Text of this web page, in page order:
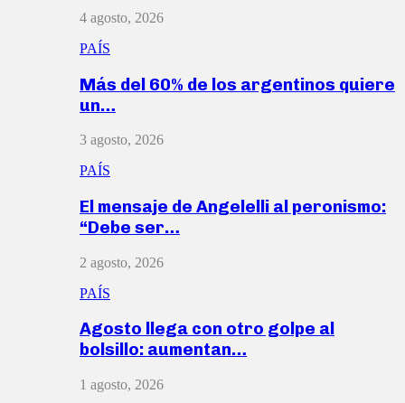
4 agosto, 2026
PAÍS
Más del 60% de los argentinos quiere
un…
3 agosto, 2026
PAÍS
El mensaje de Angelelli al peronismo:
“Debe ser…
2 agosto, 2026
PAÍS
Agosto llega con otro golpe al
bolsillo: aumentan…
1 agosto, 2026